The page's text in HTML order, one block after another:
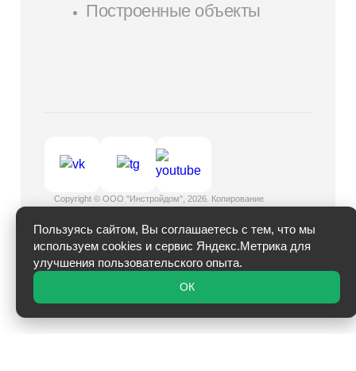
Построенные объекты
Copyright © ООО "Инстройдом", 2026. Копирование
Вся предоставленная на сайте информация носит
информационный характер и ни при каких условиях не
является публичной офертой.
Пользуясь сайтом, Вы соглашаетесь с тем, что мы
используем cookies и сервис Яндекс.Метрика для
улучшения пользовательского опыта.
ОК